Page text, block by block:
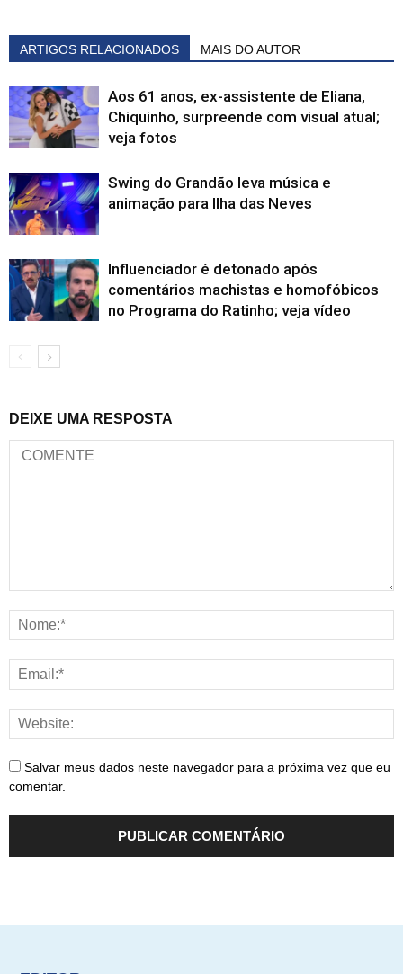
ARTIGOS RELACIONADOS MAIS DO AUTOR
Aos 61 anos, ex-assistente de Eliana,
Chiquinho, surpreende com visual atual;
veja fotos
Swing do Grandão leva música e
animação para Ilha das Neves
Influenciador é detonado após
comentários machistas e homofóbicos
no Programa do Ratinho; veja vídeo
DEIXE UMA RESPOSTA
Salvar meus dados neste navegador para a próxima vez que eu
comentar.